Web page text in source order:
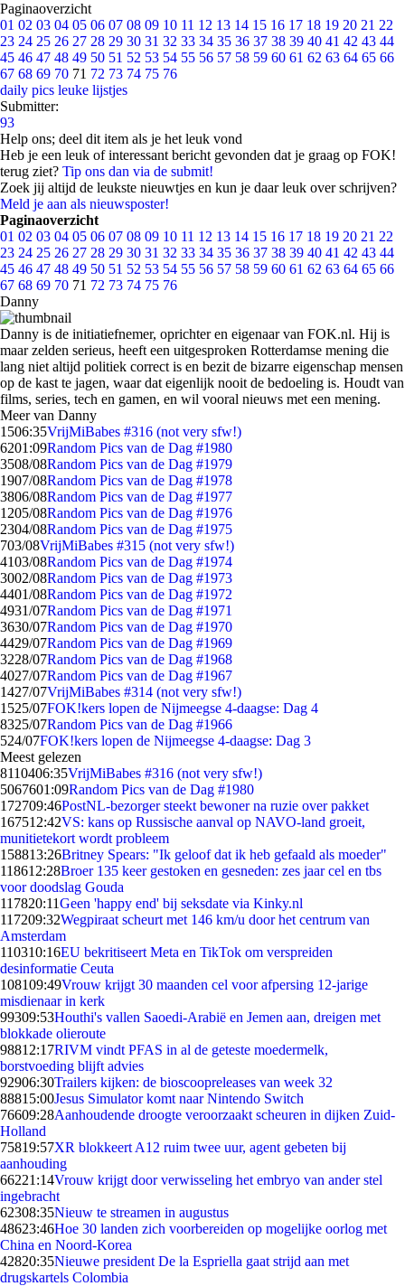
Paginaoverzicht
01 02 03 04 05 06 07 08 09 10 11 12 13 14 15 16 17 18 19 20 21 22
23 24 25 26 27 28 29 30 31 32 33 34 35 36 37 38 39 40 41 42 43 44
45 46 47 48 49 50 51 52 53 54 55 56 57 58 59 60 61 62 63 64 65 66
67 68 69 70 71 72 73 74 75 76
daily pics leuke lijstjes
Submitter:
93
Help ons; deel dit item als je het leuk vond
Heb je een leuk of interessant bericht gevonden dat je graag op FOK!
terug ziet? Tip ons dan via de submit!
Zoek jij altijd de leukste nieuwtjes en kun je daar leuk over schrijven?
Meld je aan als nieuwsposter!
Paginaoverzicht
01 02 03 04 05 06 07 08 09 10 11 12 13 14 15 16 17 18 19 20 21 22
23 24 25 26 27 28 29 30 31 32 33 34 35 36 37 38 39 40 41 42 43 44
45 46 47 48 49 50 51 52 53 54 55 56 57 58 59 60 61 62 63 64 65 66
67 68 69 70 71 72 73 74 75 76
Danny
Danny is de initiatiefnemer, oprichter en eigenaar van FOK.nl. Hij is
maar zelden serieus, heeft een uitgesproken Rotterdamse mening die
lang niet altijd politiek correct is en bezit de bizarre eigenschap mensen
op de kast te jagen, waar dat eigenlijk nooit de bedoeling is. Houdt van
films, series, tech en gamen, en wil vooral nieuws met een mening.
Meer van Danny
1506:35VrijMiBabes #316 (not very sfw!)
6201:09Random Pics van de Dag #1980
3508/08Random Pics van de Dag #1979
1907/08Random Pics van de Dag #1978
3806/08Random Pics van de Dag #1977
1205/08Random Pics van de Dag #1976
2304/08Random Pics van de Dag #1975
703/08VrijMiBabes #315 (not very sfw!)
4103/08Random Pics van de Dag #1974
3002/08Random Pics van de Dag #1973
4401/08Random Pics van de Dag #1972
4931/07Random Pics van de Dag #1971
3630/07Random Pics van de Dag #1970
4429/07Random Pics van de Dag #1969
3228/07Random Pics van de Dag #1968
4027/07Random Pics van de Dag #1967
1427/07VrijMiBabes #314 (not very sfw!)
1525/07FOK!kers lopen de Nijmeegse 4-daagse: Dag 4
8325/07Random Pics van de Dag #1966
524/07FOK!kers lopen de Nijmeegse 4-daagse: Dag 3
Meest gelezen
8110406:35VrijMiBabes #316 (not very sfw!)
5067601:09Random Pics van de Dag #1980
172709:46PostNL-bezorger steekt bewoner na ruzie over pakket
167512:42VS: kans op Russische aanval op NAVO-land groeit,
munitietekort wordt probleem
158813:26Britney Spears: "Ik geloof dat ik heb gefaald als moeder"
118612:28Broer 135 keer gestoken en gesneden: zes jaar cel en tbs
voor doodslag Gouda
117820:11Geen 'happy end' bij seksdate via Kinky.nl
117209:32Wegpiraat scheurt met 146 km/u door het centrum van
Amsterdam
110310:16EU bekritiseert Meta en TikTok om verspreiden
desinformatie Ceuta
108109:49Vrouw krijgt 30 maanden cel voor afpersing 12-jarige
misdienaar in kerk
99309:53Houthi's vallen Saoedi-Arabië en Jemen aan, dreigen met
blokkade olieroute
98812:17RIVM vindt PFAS in al de geteste moedermelk,
borstvoeding blijft advies
92906:30Trailers kijken: de bioscoopreleases van week 32
88815:00Jesus Simulator komt naar Nintendo Switch
76609:28Aanhoudende droogte veroorzaakt scheuren in dijken Zuid-
Holland
75819:57XR blokkeert A12 ruim twee uur, agent gebeten bij
aanhouding
66221:14Vrouw krijgt door verwisseling het embryo van ander stel
ingebracht
62308:35Nieuw te streamen in augustus
48623:46Hoe 30 landen zich voorbereiden op mogelijke oorlog met
China en Noord-Korea
42820:35Nieuwe president De la Espriella gaat strijd aan met
drugskartels Colombia